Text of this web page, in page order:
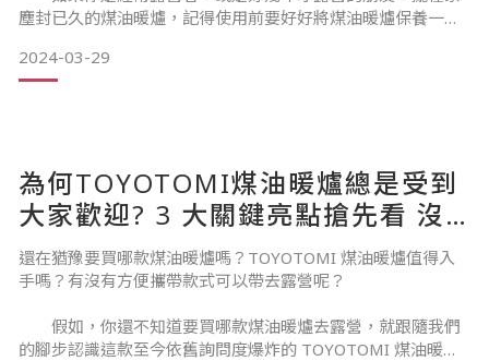
1-2煤油暖爐優勢
既然煤油暖爐缺點不是問題，又該如何使用?
塵封已久的煤油暖爐，記得使用前要好好將煤油暖爐保養一
現在，就為大家解惑煤油暖爐保養重要性，以及了解你該
式?
為何煤油暖爐保養很重要?
1-1對流式煤油暖爐保養原因與步驟
2024-03-29
為何TOYOTOMI煤油暖爐總是受到
大家歡迎? 3 大關鍵亮點搶先看 沒
用過沒說你有去露營過！
還在猶豫要買哪款煤油暖爐嗎？TOYOTOMI 煤油暖爐值得入
手嗎？有沒有方便攜帶款式可以帶去露營呢？
假如，你還不知道要買哪款煤油暖爐去露營，就跟隨我們
的腳步認識這款至今依舊詢問度爆炸的 TOYOTOMI 煤油暖